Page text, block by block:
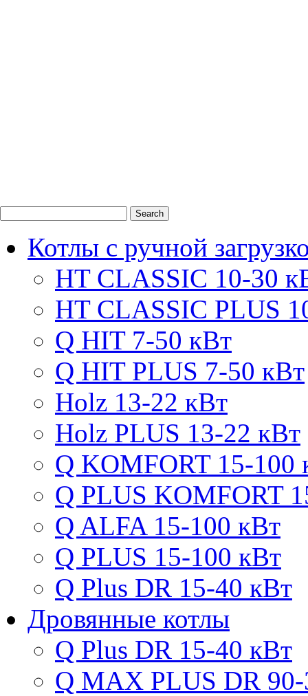
Котлы с ручной
HT CLASSIC 10-30
HT CLASSIC PLUS
Q HIT 7-50 кВт
Q HIT PLUS 7-50 кВт
Holz 13-22 кВт
Holz PLUS 13-22 кВт
Q KOMFORT 15-100
Q PLUS KOMFORT
Q ALFA 15-100 кВт
Q PLUS 15-100 кВт
Q Plus DR 15-40 кВт
Дровянные котлы
Q Plus DR 15-40 кВт
Q MAX PLUS DR